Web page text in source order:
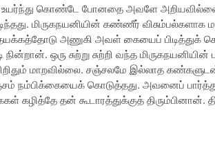
உயர்ந்து கொண்டே போனதை அவளே
மிருகநயனியின் கண்ணீர்
அணுகி அவள் கையைப் பிடித்துக்
ஒரு சுற்று சுற்றி வந்த
மாறவில்லை. சஞ்சலமே இல்லாத
நம்பிக்கையைக் கொடுத்தது. அவனைப்
தன் கூடாரத்துக்குத் திரும்பினான்.